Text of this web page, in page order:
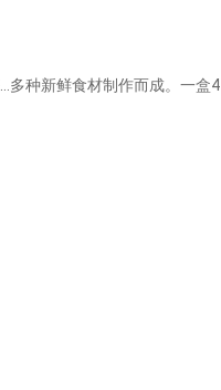
多种新鲜食材制作而成。一盒4